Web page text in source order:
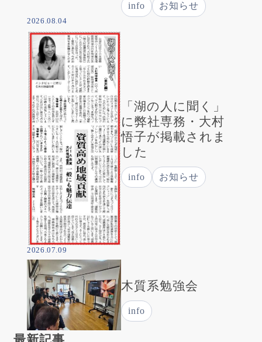
info お知らせ
2026.08.04
「湖の人に聞く」
に弊社専務・大村
悟子が掲載されま
した
info お知らせ
2026.07.09
木質系勉強会
info